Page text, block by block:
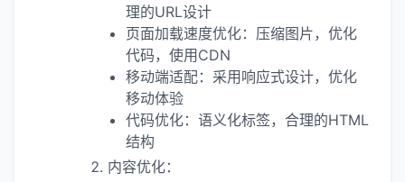
理的URL设计
页面加载速度优化：压缩图片，优化
代码，使用CDN
移动端适配：采用响应式设计，优化
移动体验
代码优化：语义化标签，合理的HTML
结构
内容优化：